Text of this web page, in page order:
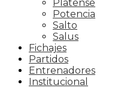
Platense
Potencia
Salto
Salus
Fichajes
Partidos
Entrenadores
Institucional